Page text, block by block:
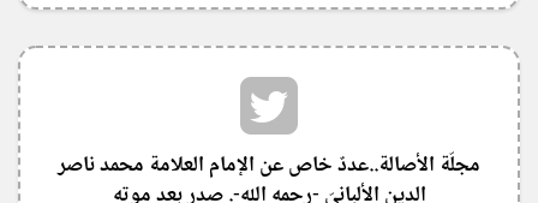
‏مجلّة الأصالة..عددٌ خاص عن الإمام العلامة محمد ناصر
الدين الألبانيّ -رحمه الله-. صدر بعد موته